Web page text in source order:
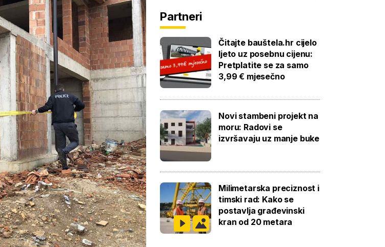
Partneri
Čitajte bauštela.hr cijelo
ljeto uz posebnu cijenu:
Pretplatite se za samo
3,99 € mjesečno
Novi stambeni projekt na
moru: Radovi se
izvršavaju uz manje buke
Milimetarska preciznost i
timski rad: Kako se
postavlja građevinski
kran od 20 metara